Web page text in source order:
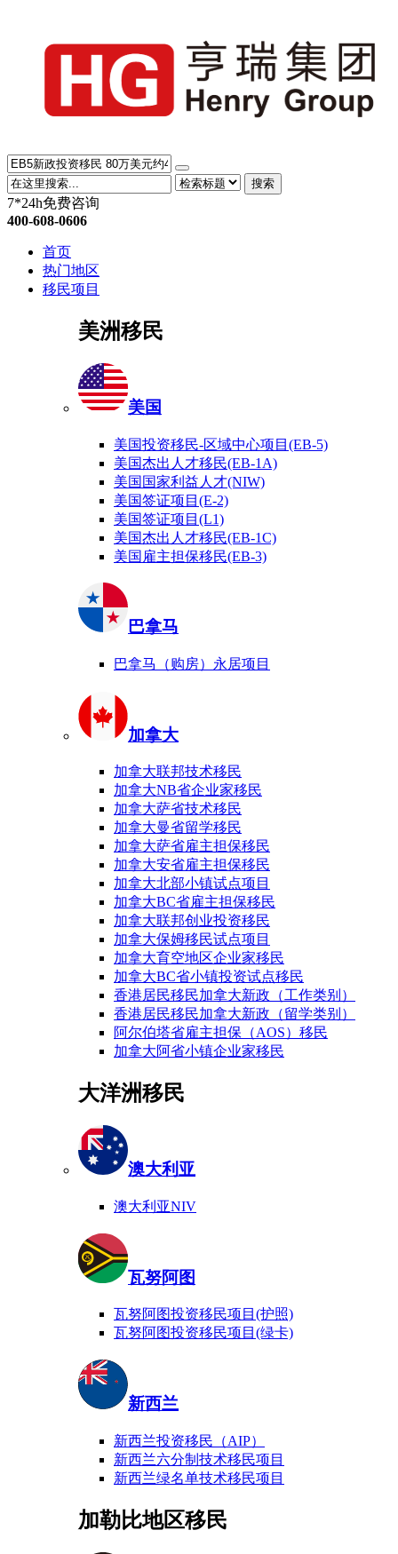
搜索
7*24h免费咨询
400-608-0606
首页
热门地区
移民项目
美洲移民
美国
美国投资移民-区域中心项目(EB-5)
美国杰出人才移民(EB-1A)
美国国家利益人才(NIW)
美国签证项目(E-2)
美国签证项目(L1)
美国杰出人才移民(EB-1C)
美国雇主担保移民(EB-3)
巴拿马
巴拿马（购房）永居项目
加拿大
加拿大联邦技术移民
加拿大NB省企业家移民
加拿大萨省技术移民
加拿大曼省留学移民
加拿大萨省雇主担保移民
加拿大安省雇主担保移民
加拿大北部小镇试点项目
加拿大BC省雇主担保移民
加拿大联邦创业投资移民
加拿大保姆移民试点项目
加拿大育空地区企业家移民
加拿大BC省小镇投资试点移民
香港居民移民加拿大新政（工作类别）
香港居民移民加拿大新政（留学类别）
阿尔伯塔省雇主担保（AOS）移民
加拿大阿省小镇企业家移民
大洋洲移民
澳大利亚
澳大利亚NIV
瓦努阿图
瓦努阿图投资移民项目(护照)
瓦努阿图投资移民项目(绿卡)
新西兰
新西兰投资移民（AIP）
新西兰六分制技术移民项目
新西兰绿名单技术移民项目
加勒比地区移民